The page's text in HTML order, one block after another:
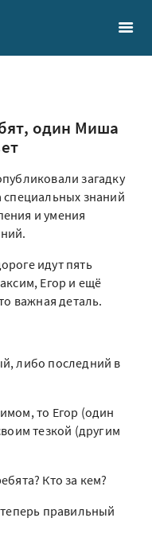
один Миша
загадку
специальных знаний
и умения
идут пять
Егор и ещё
важная деталь.
либо последний в
то Егор (один
тезкой (другим
Кто за кем?
правильный